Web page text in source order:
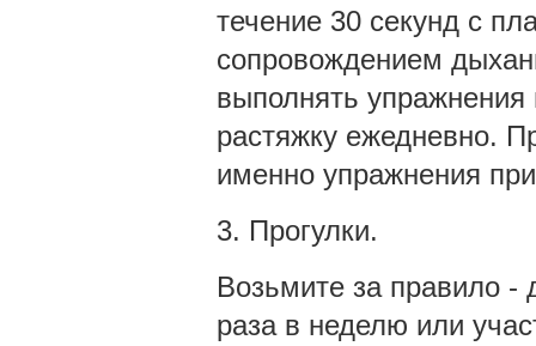
течение 30 секунд с
сопровождением
выполнять
растяжку ежедневно.
именно упражнения
3. Прогулки.
Возьмите за правило -
раза в неделю или